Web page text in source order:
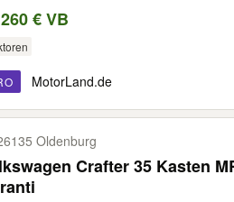
€ VB
MotorLand.de
Oldenburg
Crafter 35 Kasten